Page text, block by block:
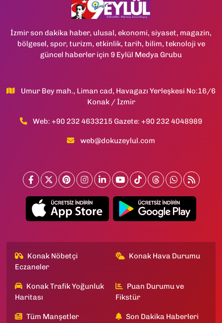
İzmir son dakika haber, ulusal, ekonomi, siyaset, magazin,
bölgesel, spor, turizm, etkinlik, tarih, bilim, teknoloji ve
güncel haberler için 9 Eylül Medya Grubu
Umur Bey mah., Liman cad, Havagazı Yerleşkesi No:16/6
Konak / İzmir
Web: +90 232 4633215 Gazete: +90 232 4048989
web@dokuzeylul.com
Konak Nöbetçi
Eczaneler
Konak Hava Durumu
Konak Trafik Yoğunluk
Haritası
Puan Durumu ve
Fikstür
Tüm Manşetler Son Dakika Haberleri